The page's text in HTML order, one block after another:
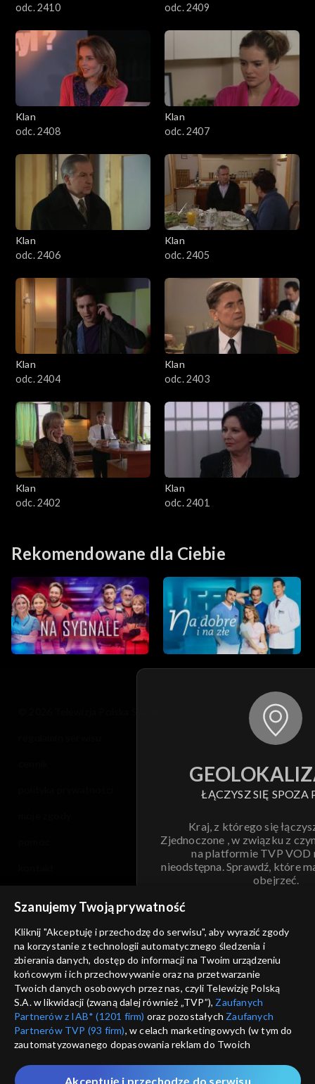
odc. 2410
odc. 2409
Klan
odc. 2408
Klan
odc. 2407
Klan
odc. 2406
Klan
odc. 2405
Klan
odc. 2404
Klan
odc. 2403
Klan
odc. 2402
Klan
odc. 2401
Rekomendowane dla Ciebie
ŁĄCZYSZ SIĘ SPOZA
Kraj, z którego się
Zjednoczone , w związku z
na platformie TVP VOD
nieodstępna. Sprawdź, które
obejrzeć.
ANULUJ
informacje o dostawcy usług
Szanujemy Twoją prywatność
Kliknij "Akceptuję i przechodzę do serwisu", aby wyrazić zgody
na korzystanie z technologii automatycznego śledzenia i
zbierania danych, dostęp do informacji na Twoim urządzeniu
końcowym i ich przechowywanie oraz na przetwarzanie
Twoich danych osobowych przez nas, czyli Telewizję Polską
S.A. w likwidacji (zwaną dalej również „TVP”), Zaufanych
Partnerów z IAB* (1201 firm) oraz pozostałych Zaufanych
Partnerów TVP (93 firm), w celach marketingowych (w tym do
zautomatyzowanego dopasowania reklam do Twoich
które wskazujemy poniżej, a także zgody na udostępnianie
Akceptuję i przechodzę do serwisu